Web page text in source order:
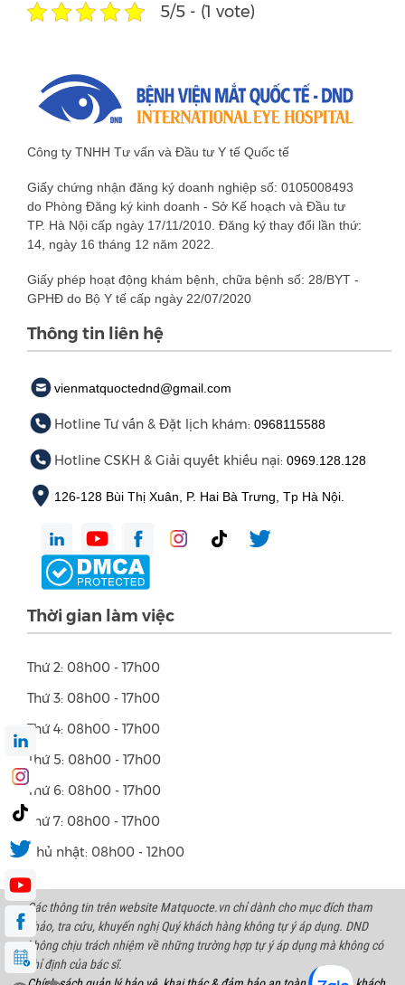
5/5 - (1 vote)
Công ty TNHH Tư vấn và Đầu tư Y tế Quốc tế
Giấy chứng nhận đăng ký doanh nghiệp số: 0105008493
do Phòng Đăng ký kinh doanh - Sở Kế hoạch và Đầu tư
TP. Hà Nội cấp ngày 17/11/2010. Đăng ký thay đổi lần thứ:
14, ngày 16 tháng 12 năm 2022.
Giấy phép hoạt động khám bệnh, chữa bệnh số: 28/BYT -
GPHĐ do Bộ Y tế cấp ngày 22/07/2020
Thông tin liên hệ
vienmatquoctednd@gmail.com
Hotline Tư vấn & Đặt lịch khám: 0968115588
Hotline CSKH & Giải quyết khiếu nại: 0969.128.128
126-128 Bùi Thị Xuân, P. Hai Bà Trưng, Tp Hà Nội.
Thời gian làm việc
Thứ 2: 08h00 - 17h00
Thứ 3: 08h00 - 17h00
Thứ 4: 08h00 - 17h00
Thứ 5: 08h00 - 17h00
Thứ 6: 08h00 - 17h00
Thứ 7: 08h00 - 17h00
Chủ nhật: 08h00 - 12h00
Các thông tin trên website Matquocte.vn chỉ dành cho mục đích tham
khảo, tra cứu, khuyến nghị Quý khách hàng không tự ý áp dụng. DND
không chịu trách nhiệm về những trường hợp tự ý áp dụng mà không có
chỉ định của bác sĩ.